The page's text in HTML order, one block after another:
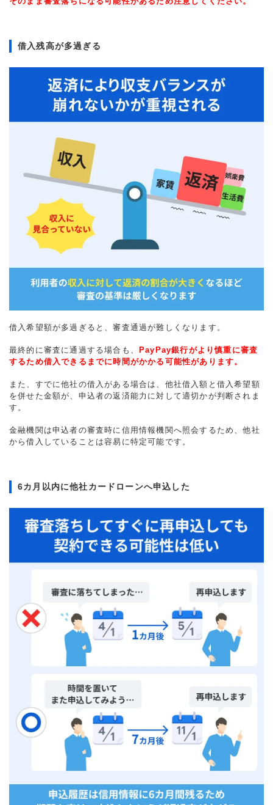
借入残高が多過ぎる
借入希望額が多過ぎると、審査通過が難しくなります。
最終的に審査に通過する場合も、
PayPay銀行がより慎重に審査
するため借入できるまでに時間がかかる可能性があります。
また、すでに他社の借入がある場合は、他社借入額と借入希望額
を併せた金額が、申込者の返済能力に対して適切かが判断されま
す。
金融機関は申込者の審査時に信用情報機関へ照会するため、他社
から借入していることは容易に特定可能です。
6カ月以内に他社カードローンへ申込した